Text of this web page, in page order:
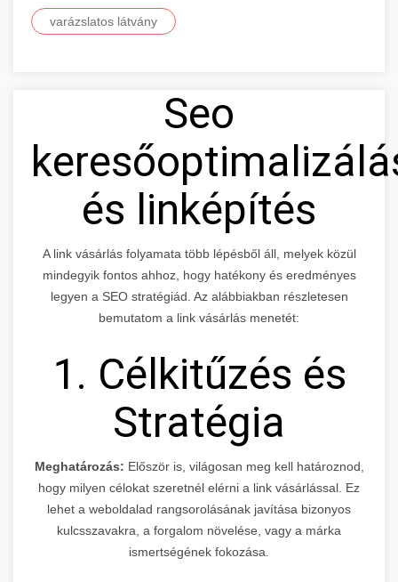
varázslatos látvány
Seo
és linképítés
A link vásárlás folyamata több lépésből áll, melyek közül
mindegyik fontos ahhoz, hogy hatékony és eredményes
legyen a SEO stratégiád. Az alábbiakban részletesen
bemutatom a link vásárlás menetét:
1. Célkitűzés és
Stratégia
Meghatározás: Először is, világosan meg kell határoznod,
hogy milyen célokat szeretnél elérni a link vásárlással. Ez
lehet a weboldalad rangsorolásának javítása bizonyos
kulcsszavakra, a forgalom növelése, vagy a márka
ismertségének fokozása.